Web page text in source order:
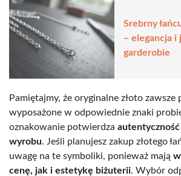
Srebrny
– elegancja
garderobie
Pamiętajmy, że oryginalne złoto
wyposażone w odpowiednie znaki
oznakowanie potwierdza
wyrobu. Jeśli planujesz zakup złotego
uwagę na te symboliki, ponieważ mają
cenę, jak i estetykę biżuterii. Wybór